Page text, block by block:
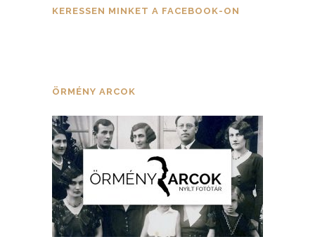
KERESSEN MINKET A FACEBOOK-ON
ÖRMÉNY ARCOK